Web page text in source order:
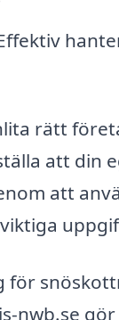
rätt
att din
att
nwb.se